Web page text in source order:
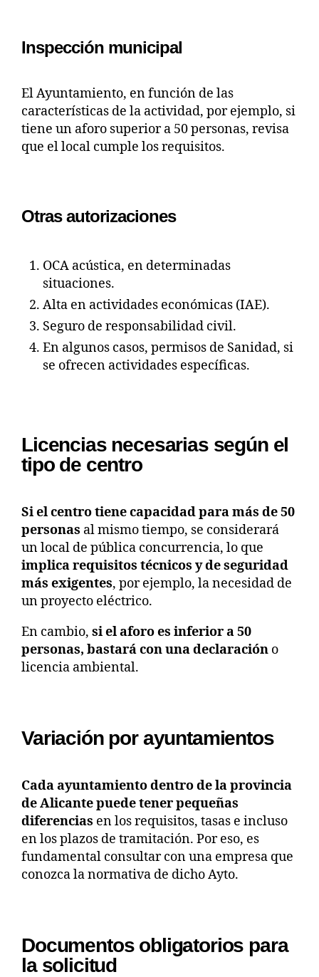
Inspección municipal
El Ayuntamiento, en función de las
características de la actividad, por ejemplo, si
tiene un aforo superior a 50 personas, revisa
que el local cumple los requisitos.
Otras autorizaciones
OCA acústica, en determinadas
situaciones.
Alta en actividades económicas (IAE).
Seguro de responsabilidad civil.
En algunos casos, permisos de Sanidad, si
se ofrecen actividades específicas.
Licencias necesarias según el
tipo de centro
Si el centro tiene capacidad para más de 50
personas al mismo tiempo, se considerará
un local de pública concurrencia, lo que
implica requisitos técnicos y de seguridad
más exigentes, por ejemplo, la necesidad de
un proyecto eléctrico.
En cambio, si el aforo es inferior a 50
personas, bastará con una declaración o
licencia ambiental.
Variación por ayuntamientos
Cada ayuntamiento dentro de la provincia
de Alicante puede tener pequeñas
diferencias en los requisitos, tasas e incluso
en los plazos de tramitación. Por eso, es
fundamental consultar con una empresa que
conozca la normativa de dicho Ayto.
Documentos obligatorios para
la solicitud